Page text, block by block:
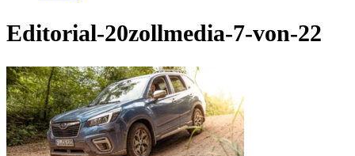
Editorial-20zollmedia-7-von-22